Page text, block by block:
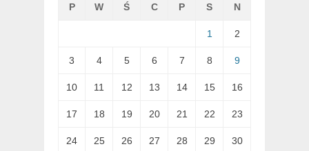
P W Ś C P S N
1 2
3 4 5 6 7 8 9
10 11 12 13 14 15 16
17 18 19 20 21 22 23
24 25 26 27 28 29 30